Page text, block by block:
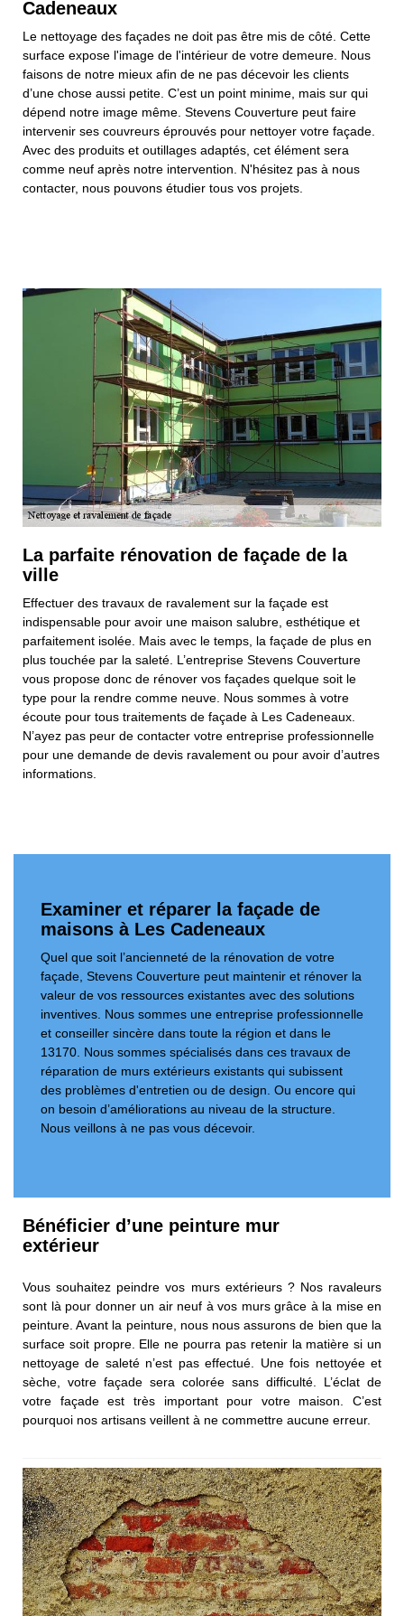
Cadeneaux
Le nettoyage des façades ne doit pas être mis de côté. Cette
surface expose l'image de l'intérieur de votre demeure. Nous
faisons de notre mieux afin de ne pas décevoir les clients
d’une chose aussi petite. C’est un point minime, mais sur qui
dépend notre image même. Stevens Couverture peut faire
intervenir ses couvreurs éprouvés pour nettoyer votre façade.
Avec des produits et outillages adaptés, cet élément sera
comme neuf après notre intervention. N'hésitez pas à nous
contacter, nous pouvons étudier tous vos projets.
La parfaite rénovation de façade de la
ville
Effectuer des travaux de ravalement sur la façade est
indispensable pour avoir une maison salubre, esthétique et
parfaitement isolée. Mais avec le temps, la façade de plus en
plus touchée par la saleté. L’entreprise Stevens Couverture
vous propose donc de rénover vos façades quelque soit le
type pour la rendre comme neuve. Nous sommes à votre
écoute pour tous traitements de façade à Les Cadeneaux.
N’ayez pas peur de contacter votre entreprise professionnelle
pour une demande de devis ravalement ou pour avoir d’autres
informations.
Examiner et réparer la façade de
maisons à Les Cadeneaux
Quel que soit l’ancienneté de la rénovation de votre
façade, Stevens Couverture peut maintenir et rénover la
valeur de vos ressources existantes avec des solutions
inventives. Nous sommes une entreprise professionnelle
et conseiller sincère dans toute la région et dans le
13170. Nous sommes spécialisés dans ces travaux de
réparation de murs extérieurs existants qui subissent
des problèmes d'entretien ou de design. Ou encore qui
on besoin d’améliorations au niveau de la structure.
Nous veillons à ne pas vous décevoir.
Bénéficier d’une peinture mur
extérieur
Vous souhaitez peindre vos murs extérieurs ? Nos ravaleurs
sont là pour donner un air neuf à vos murs grâce à la mise en
peinture. Avant la peinture, nous nous assurons de bien que la
surface soit propre. Elle ne pourra pas retenir la matière si un
nettoyage de saleté n’est pas effectué. Une fois nettoyée et
sèche, votre façade sera colorée sans difficulté. L’éclat de
votre façade est très important pour votre maison. C’est
pourquoi nos artisans veillent à ne commettre aucune erreur.